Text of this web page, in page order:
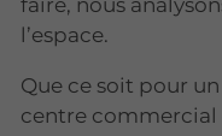
l’espace.
Que ce soit pour
centre commercial